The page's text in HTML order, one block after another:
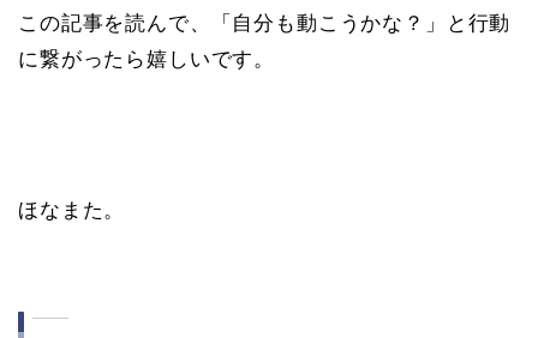
この記事を読んで、「自分も動こうかな？」と行動
に繋がったら嬉しいです。
ほなまた。